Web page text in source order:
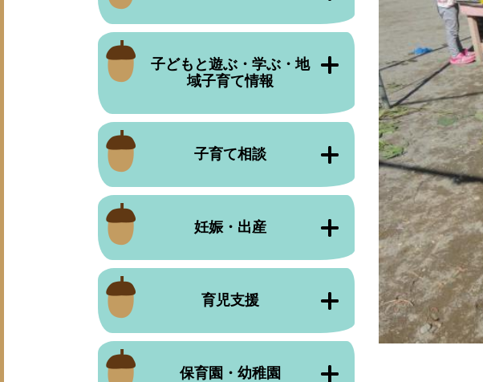
子どもと遊ぶ・学ぶ・地
域子育て情報
子育て相談
妊娠・出産
育児支援
保育園・幼稚園